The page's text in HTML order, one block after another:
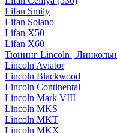
Lifan Smily
Lifan Solano
Lifan X50
Lifan X60
Тюнинг Lincoln | Линкольн
Lincoln Aviator
Lincoln Blackwood
Lincoln Continental
Lincoln Mark VIII
Lincoln MKS
Lincoln MKT
Lincoln MKX